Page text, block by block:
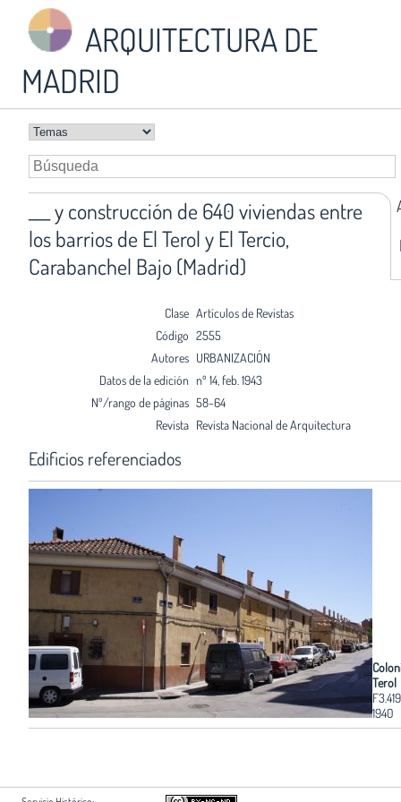
ARQUITECTURA DE
MADRID
___ y construcción de 640 viviendas entre
los barrios de El Terol y El Tercio,
Carabanchel Bajo (Madrid)
Clase Artículos de Revistas
Código 2555
Autores URBANIZACIÓN
Datos de la edición nº 14, feb. 1943
Nº/rango de páginas 58-64
Revista Revista Nacional de Arquitectura
Edificios referenciados
Terol
F3.419
1940